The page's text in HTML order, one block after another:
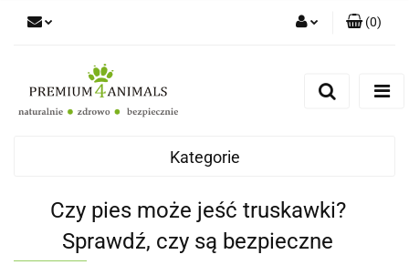
(0)
Kategorie
Czy pies może jeść truskawki?
Sprawdź, czy są bezpieczne